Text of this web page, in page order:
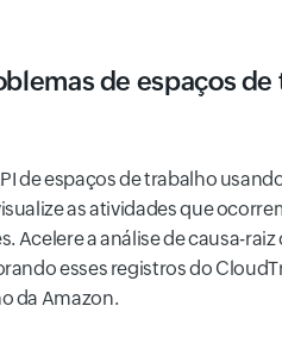
de espaços de
de espaços de trabalho
as atividades que
Acelere a análise de causa-
esses registros do
da Amazon.